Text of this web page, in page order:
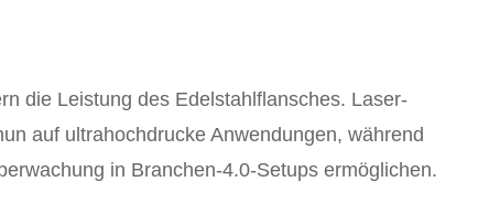
die Leistung des Edelstahlflansches. Laser-
auf ultrahochdrucke Anwendungen, während
in Branchen-4.0-Setups ermöglichen.